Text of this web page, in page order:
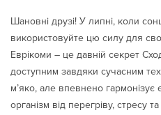
Шановні друзі! У липні, коли
використовуйте цю силу для
Еврікоми – це давній секрет
доступним завдяки сучасним
м’яко, але впевнено
організм від перегріву, стресу